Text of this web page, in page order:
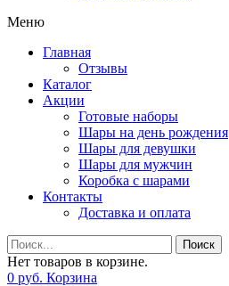
Меню
Главная
Отзывы
Каталог
Акции
Готовые наборы
Шары на день рождения
Шары для девушки
Шары для мужчин
Коробка с шарами
Контакты
Доставка и оплата
Поиск
Нет товаров в корзине.
0 руб. Корзина